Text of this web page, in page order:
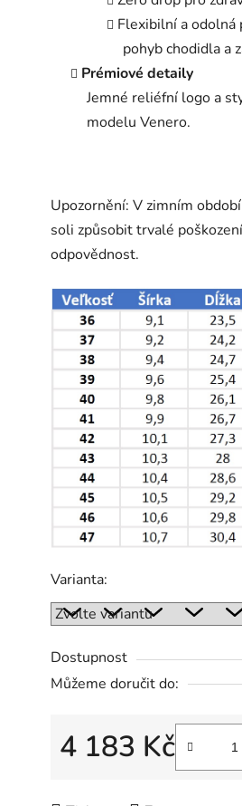
Flexibilní a odolná
pohyb chodidla a
Prémiové detaily
Jemné reliéfní logo a
modelu Venero.
Upozornění: V zimním
soli způsobit trvalé
odpovědnost.
Varianta:
Dostupnost
Můžeme doručit do:
4 183 Kč